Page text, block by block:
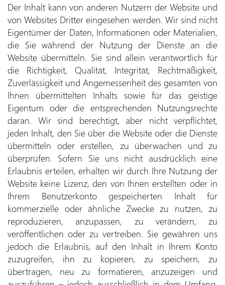
Der Inhalt kann von anderen Nutzern der Website und
von Websites Dritter eingesehen werden. Wir sind nicht
Eigentümer der Daten, Informationen oder Materialien,
die Sie während der Nutzung der Dienste an die
Website übermitteln. Sie sind allein verantwortlich für
die Richtigkeit, Qualität, Integrität, Rechtmäßigkeit,
Zuverlässigkeit und Angemessenheit des gesamten von
Ihnen übermittelten Inhalts sowie für das geistige
Eigentum oder die entsprechenden Nutzungsrechte
daran. Wir sind berechtigt, aber nicht verpflichtet,
jeden Inhalt, den Sie über die Website oder die Dienste
übermitteln oder erstellen, zu überwachen und zu
überprüfen. Sofern Sie uns nicht ausdrücklich eine
Erlaubnis erteilen, erhalten wir durch Ihre Nutzung der
Website keine Lizenz, den von Ihnen erstellten oder in
Ihrem Benutzerkonto gespeicherten Inhalt für
kommerzielle oder ähnliche Zwecke zu nutzen, zu
reproduzieren, anzupassen, zu verändern, zu
veröffentlichen oder zu vertreiben. Sie gewähren uns
jedoch die Erlaubnis, auf den Inhalt in Ihrem Konto
zuzugreifen, ihn zu kopieren, zu speichern, zu
übertragen, neu zu formatieren, anzuzeigen und